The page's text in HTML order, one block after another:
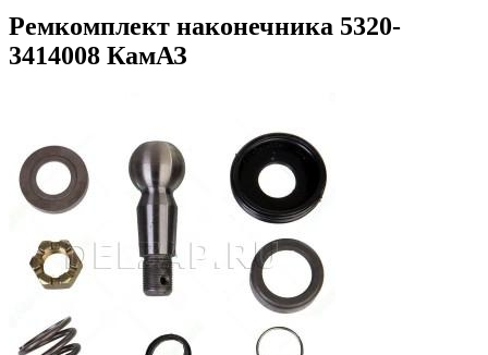
Ремкомплект наконечника 5320-
3414008 КамАЗ